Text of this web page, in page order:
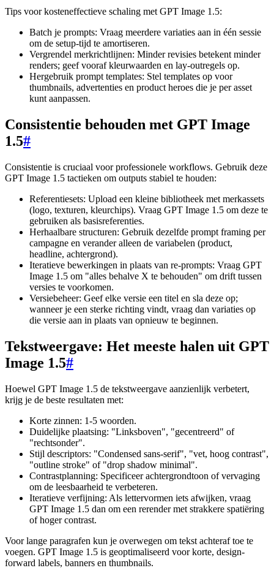
Tips voor kosteneffectieve schaling met GPT Image 1.5:
Batch je prompts: Vraag meerdere variaties aan in één sessie
om de setup-tijd te amortiseren.
Vergrendel merkrichtlijnen: Minder revisies betekent minder
renders; geef vooraf kleurwaarden en lay-outregels op.
Hergebruik prompt templates: Stel templates op voor
thumbnails, advertenties en product heroes die je per asset
kunt aanpassen.
Consistentie behouden met GPT Image
1.5#
Consistentie is cruciaal voor professionele workflows. Gebruik deze
GPT Image 1.5 tactieken om outputs stabiel te houden:
Referentiesets: Upload een kleine bibliotheek met merkassets
(logo, texturen, kleurchips). Vraag GPT Image 1.5 om deze te
gebruiken als basisreferenties.
Herhaalbare structuren: Gebruik dezelfde prompt framing per
campagne en verander alleen de variabelen (product,
headline, achtergrond).
Iteratieve bewerkingen in plaats van re-prompts: Vraag GPT
Image 1.5 om "alles behalve X te behouden" om drift tussen
versies te voorkomen.
Versiebeheer: Geef elke versie een titel en sla deze op;
wanneer je een sterke richting vindt, vraag dan variaties op
die versie aan in plaats van opnieuw te beginnen.
Tekstweergave: Het meeste halen uit GPT
Image 1.5#
Hoewel GPT Image 1.5 de tekstweergave aanzienlijk verbetert,
krijg je de beste resultaten met:
Korte zinnen: 1-5 woorden.
Duidelijke plaatsing: "Linksboven", "gecentreerd" of
"rechtsonder".
Stijl descriptors: "Condensed sans-serif", "vet, hoog contrast",
"outline stroke" of "drop shadow minimal".
Contrastplanning: Specificeer achtergrondtoon of vervaging
om de leesbaarheid te verbeteren.
Iteratieve verfijning: Als lettervormen iets afwijken, vraag
GPT Image 1.5 dan om een rerender met strakkere spatiëring
of hoger contrast.
Voor lange paragrafen kun je overwegen om tekst achteraf toe te
voegen. GPT Image 1.5 is geoptimaliseerd voor korte, design-
forward labels, banners en thumbnails.